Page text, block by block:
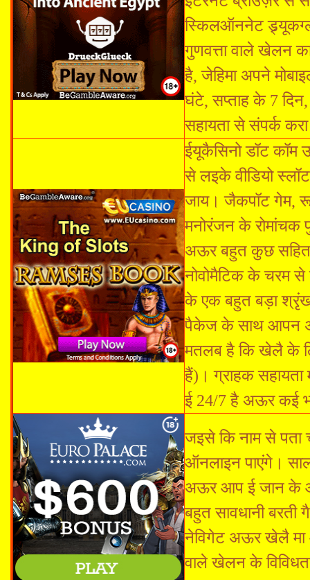
स्किलऑननेट
गुणवत्ता वाले खेलन
है, जेहिमा अपने
घंटे, सप्ताह के 7
सहायता से संपर्क
ईयूकैसिनो डॉट कॉम
से लइके वीडियो
जाय। जैकपॉट गेम,
मनोरंजन के रोमांचक
अऊर बहुत कुछ सहित
नोवोमैटिक के चरम से
के एक बहुत बड़ा
पैकेज के साथ आपन
मतलब है कि खेलै के
हैं)। ग्राहक
ई 24/7 है अऊर कई
जइसे कि नाम से पता
ऑनलाइन पाएंगे।
अऊर आप ई जान के
बहुत सावधानी बरती
नेविगेट अऊर खेलै मा
वाले खेलन के